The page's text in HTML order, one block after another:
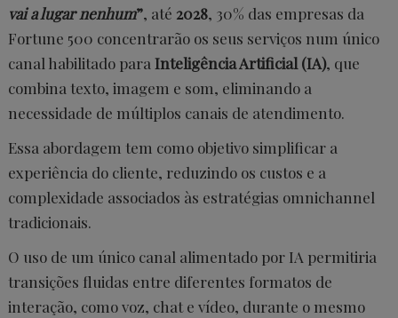
vai a lugar nenhum”, até 2028, 30% das empresas da
Fortune 500 concentrarão os seus serviços num único
canal habilitado para Inteligência Artificial (IA), que
combina texto, imagem e som, eliminando a
necessidade de múltiplos canais de atendimento.
Essa abordagem tem como objetivo simplificar a
experiência do cliente, reduzindo os custos e a
complexidade associados às estratégias omnichannel
tradicionais.
O uso de um único canal alimentado por IA permitiria
transições fluidas entre diferentes formatos de
interação, como voz, chat e vídeo, durante o mesmo